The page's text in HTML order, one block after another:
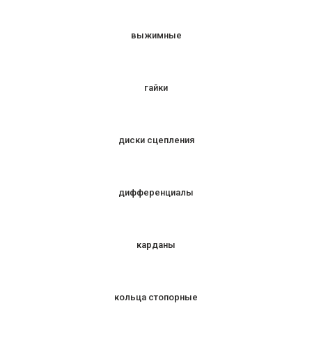
выжимные
гайки
диски сцепления
дифференциалы
карданы
кольца стопорные